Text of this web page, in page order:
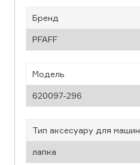
Бренд
PFAFF
Модель
620097-296
Тип аксесуару для машин
лапка